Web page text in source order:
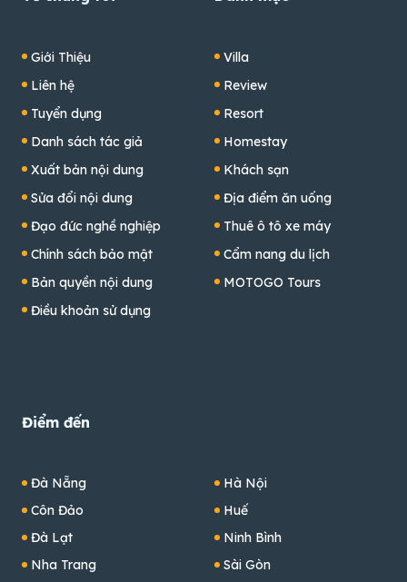
Giới Thiệu
Liên hệ
Tuyển dụng
Danh sách tác giả
Xuất bản nội dung
Sửa đổi nội dung
Đạo đức nghề nghiệp
Chính sách bảo mật
Bản quyền nội dung
Điều khoản sử dụng
Villa
Review
Resort
Homestay
Khách sạn
Địa điểm ăn uống
Thuê ô tô xe máy
Cẩm nang du lịch
MOTOGO Tours
Điểm đến
Đà Nẵng
Côn Đảo
Đà Lạt
Nha Trang
Hà Nội
Huế
Ninh Bình
Sài Gòn